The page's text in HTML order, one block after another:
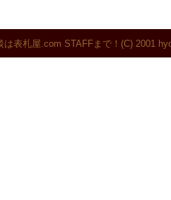
は表札屋.com STAFFまで！ (C) 2001